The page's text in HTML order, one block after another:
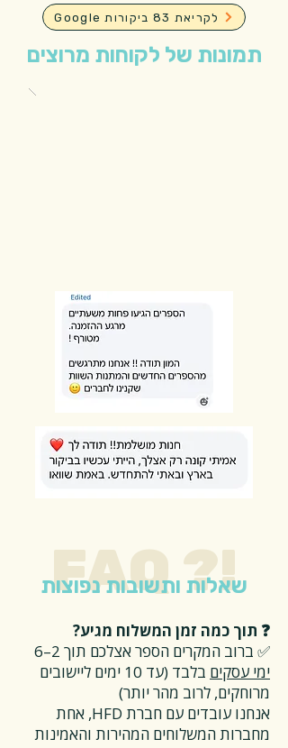
Google לקריאת 83 ביקורות
תמונות של לקוחות מרוצים
FAQ ?!
שאלות ותשובות נפוצות
❓ תוך כמה זמן המשלוח מגיע?
✅ ברוב המקרים הספר אצלכם תוך 2–6
ימי עסקים
בלבד (עד 10 ימים ליישובים
מרוחקים, לרוב מהר יותר)
אנחנו עובדים עם חברת HFD, אחת
מחברות המשלוחים המהירות והאמינות